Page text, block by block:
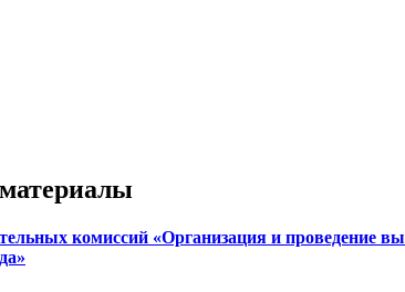
комиссий «Организация и проведение